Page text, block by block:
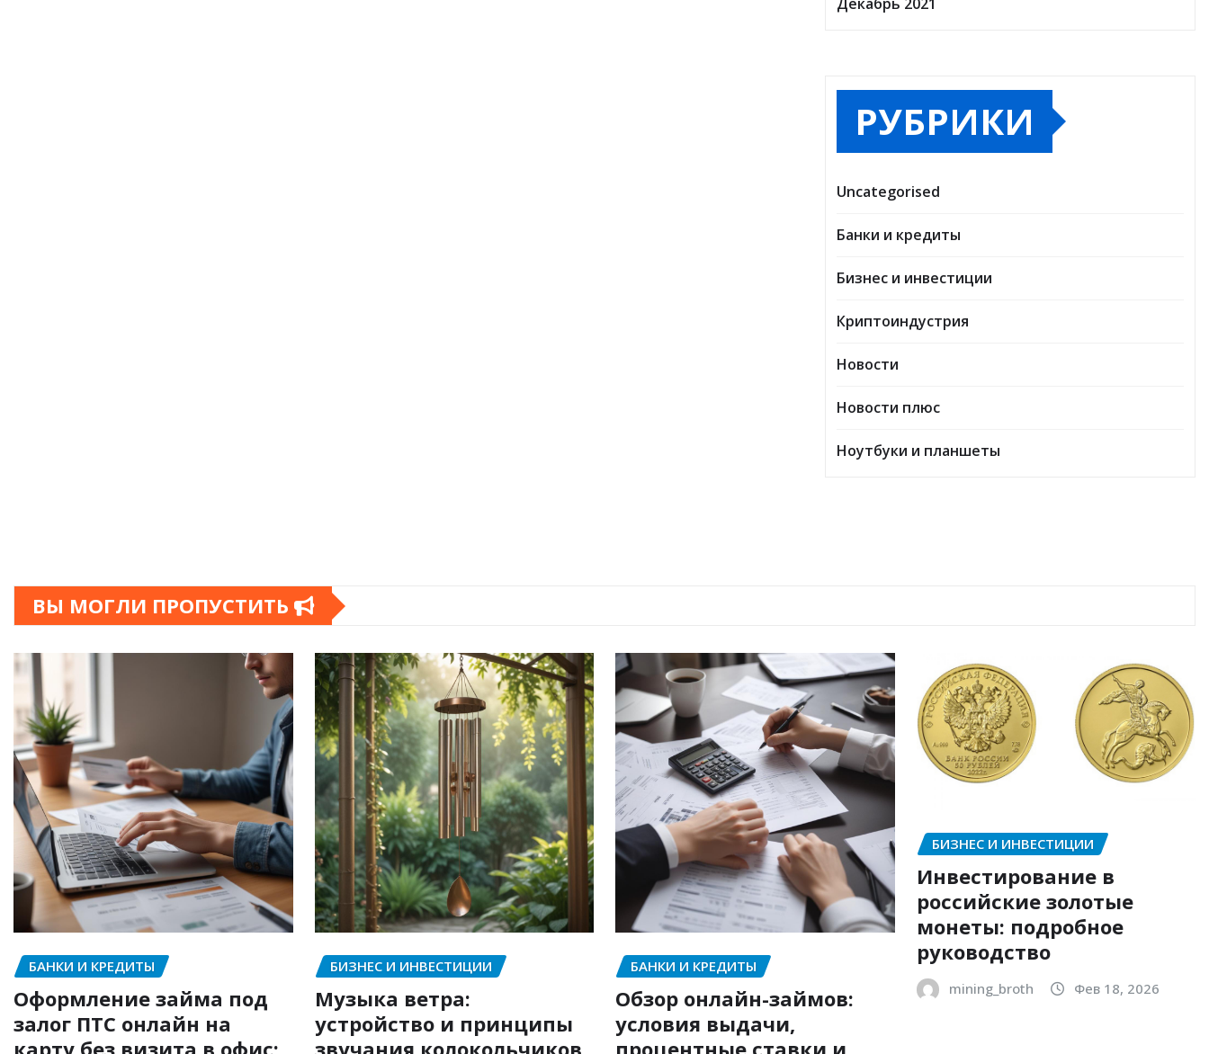
РУБРИКИ
Uncategorised
Банки и кредиты
Бизнес и инвестиции
Криптоиндустрия
Новости
Новости плюс
Ноутбуки и планшеты
ВЫ МОГЛИ ПРОПУСТИТЬ
БАНКИ И КРЕДИТЫ
Оформление займа под
залог ПТС онлайн на
БИЗНЕС И ИНВЕСТИЦИИ
Музыка ветра:
устройство и принципы
БАНКИ И КРЕДИТЫ
Обзор онлайн-займов:
условия выдачи,
БИЗНЕС И ИНВЕСТИЦИИ
Инвестирование в
российские золотые
монеты: подробное
руководство
mining_broth Фев 18, 2026